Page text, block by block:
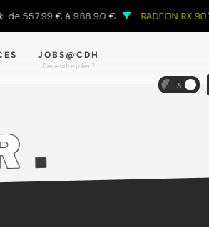
€ à 988.90 € RADEON RX 9070 XT :
JOBS@CDH
Deviendre pilier ?
A